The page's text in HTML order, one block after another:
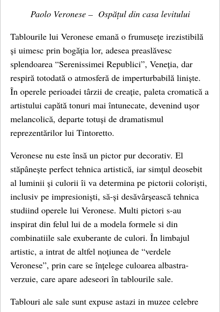
Paolo Veronese – Ospățul din casa levitului
Tablourile lui Veronese emană o frumusețe irezistibilă
și uimesc prin bogăția lor, adesea preaslăvesc
splendoarea “Serenissimei Republici”, Veneția, dar
respiră totodată o atmosferă de imperturbabilă liniște.
În operele perioadei târzii de creație, paleta cromatică a
artistului capătă tonuri mai întunecate, devenind ușor
melancolică, departe totuși de dramatismul
reprezentărilor lui Tintoretto.
Veronese nu este însă un pictor pur decorativ. El
stăpânește perfect tehnica artistică, iar simțul deosebit
al luminii și culorii îi va determina pe pictorii coloriști,
inclusiv pe impresioniști, să-și desăvârșească tehnica
studiind operele lui Veronese. Multi pictori s-au
inspirat din felul lui de a modela formele si din
combinatiile sale exuberante de culori. În limbajul
artistic, a intrat de altfel noțiunea de “verdele
Veronese”, prin care se înțelege culoarea albastra-
verzuie, care apare adeseori în tablourile sale.
Tablouri ale sale sunt expuse astazi in muzee celebre